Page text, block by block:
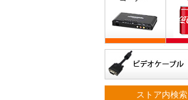
ストア内検索